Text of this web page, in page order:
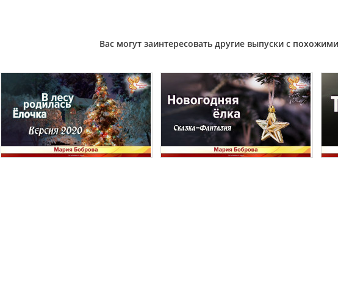
Вас могут заинтересовать другие выпуски с